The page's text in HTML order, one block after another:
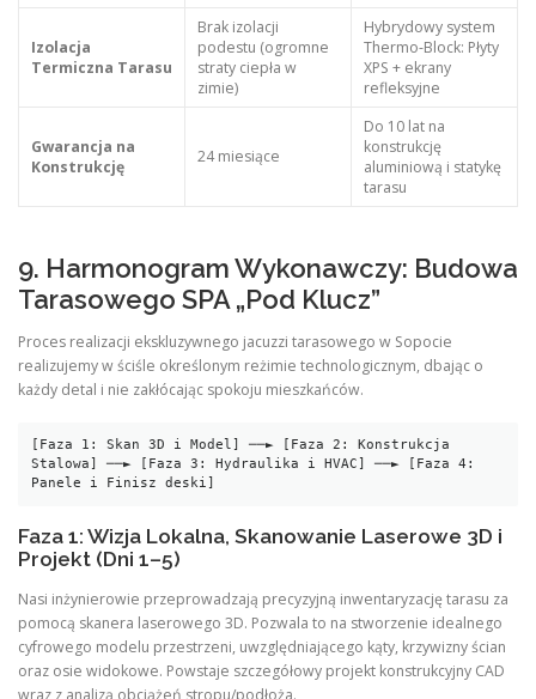
Izolacja
Termiczna Tarasu
Brak izolacji
podestu (ogromne
straty ciepła w
zimie)
Hybrydowy system
Thermo-Block: Płyty
XPS + ekrany
refleksyjne
Gwarancja na
Konstrukcję
24 miesiące
Do 10 lat na
konstrukcję
aluminiową i statykę
tarasu
9. Harmonogram Wykonawczy: Budowa
Tarasowego SPA „Pod Klucz”
Proces realizacji ekskluzywnego jacuzzi tarasowego w Sopocie
realizujemy w ściśle określonym reżimie technologicznym, dbając o
każdy detal i nie zakłócając spokoju mieszkańców.
[Faza 1: Skan 3D i Model] ──► [Faza 2: Konstrukcja
Stalowa] ──► [Faza 3: Hydraulika i HVAC] ──► [Faza 4:
Faza 1: Wizja Lokalna, Skanowanie Laserowe 3D i
Projekt (Dni 1–5)
Nasi inżynierowie przeprowadzają precyzyjną inwentaryzację tarasu za
pomocą skanera laserowego 3D. Pozwala to na stworzenie idealnego
cyfrowego modelu przestrzeni, uwzględniającego kąty, krzywizny ścian
oraz osie widokowe. Powstaje szczegółowy projekt konstrukcyjny CAD
wraz z analizą obciążeń stropu/podłoża.